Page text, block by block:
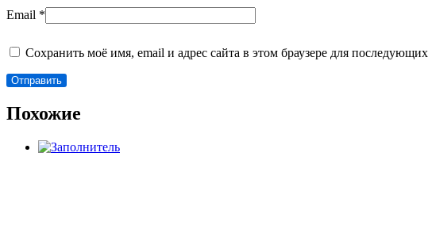
Email *
Сохранить моё имя, email и адрес сайта в этом браузере для
Похожие